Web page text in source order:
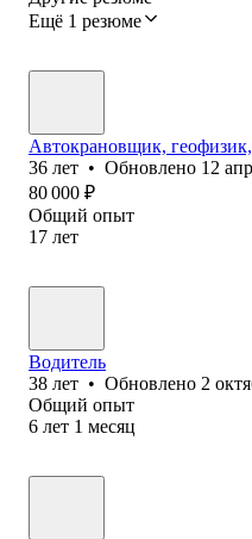
Ещё 1 резюме
Автокрановщик,
36 лет • Обновлено 12
80 000 ₽
Общий опыт
17 лет
Водитель
38 лет • Обновлено 2
Общий опыт
6 лет 1 месяц